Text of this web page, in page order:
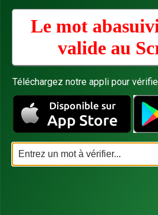
Le mot
valide au
Téléchargez notre appli pour